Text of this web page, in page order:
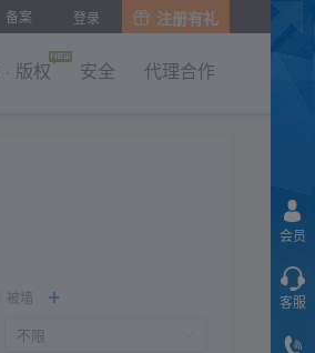
备案 登录 注册有礼
· 版权 安全 代理合作
被墙 +
会员
客服